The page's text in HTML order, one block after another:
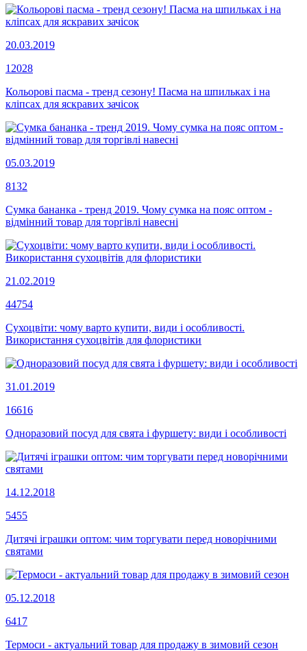
20.03.2019
12028
Кольорові пасма - тренд сезону! Пасма на шпильках і на
кліпсах для яскравих зачісок
05.03.2019
8132
Сумка бананка - тренд 2019. Чому сумка на пояс оптом -
відмінний товар для торгівлі навесні
21.02.2019
44754
Сухоцвіти: чому варто купити, види і особливості.
Використання сухоцвітів для флористики
31.01.2019
16616
Одноразовий посуд для свята і фуршету: види і особливості
14.12.2018
5455
Дитячі іграшки оптом: чим торгувати перед новорічними
святами
05.12.2018
6417
Термоси - актуальний товар для продажу в зимовий сезон